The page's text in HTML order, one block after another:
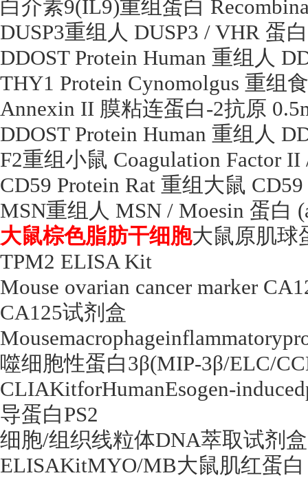
白介素9(IL9)重组蛋白
DUSP3重组人 DUSP3 / VHR 蛋白
DDOST Protein Human 重组人
THY1 Protein Cynomolgus 重组
Annexin II 膜粘连蛋白-2抗原
DDOST Protein Human 重组人
F2重组小鼠 Coagulation Factor
CD59 Protein Rat 重组大鼠
MSN重组人 MSN / Moesin 蛋白
大鼠棕色脂肪干细胞大鼠原肌球
TPM2 ELISA Kit
Mouse ovarian cancer marker
CA125试剂盒
噬细胞性蛋白3β(MIP-3β/ELC/
CLIAKitforHumanEsogen-
导蛋白PS2
细胞/组织线粒体DNA萃取试剂盒
ELISAKitMYO/MB大鼠肌红蛋白